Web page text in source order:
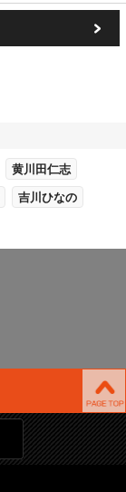
黄川田仁志
吉川ひなの